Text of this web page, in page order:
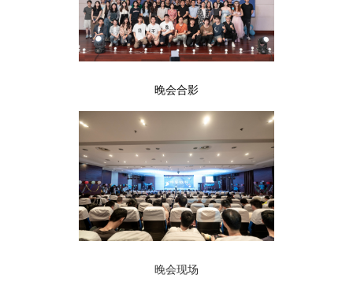
晚会合影
晚会现场